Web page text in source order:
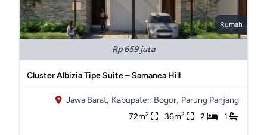
Rumah
Rp 659 juta
Cluster Albizia Tipe Suite – Samanea Hill
Jawa Barat, Kabupaten Bogor, Parung Panjang
72m2 36m2 2 1